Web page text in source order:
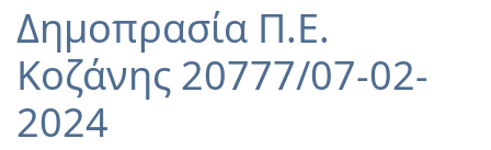
Δημοπρασία Π.Ε.
Κοζάνης 20777/07-02-
2024